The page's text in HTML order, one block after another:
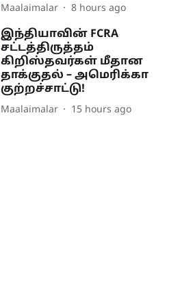
Maalaimalar 8 hours ago
இந்தியாவின் FCRA
சட்டத்திருத்தம்
கிறிஸ்தவர்கள் மீதான
தாக்குதல் – அமெரிக்கா
குற்றச்சாட்டு!
Maalaimalar 15 hours ago